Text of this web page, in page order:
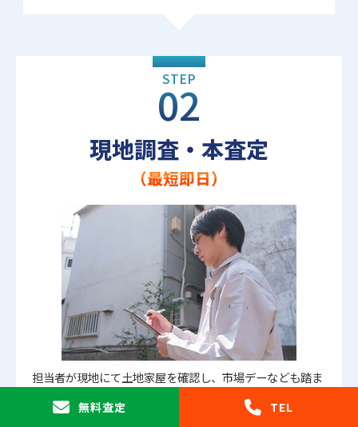
STEP
02
現地調査・本査定
（最短即日）
担当者が現地にて土地家屋を確認し、市場デーなども踏ま
無料査定 TEL